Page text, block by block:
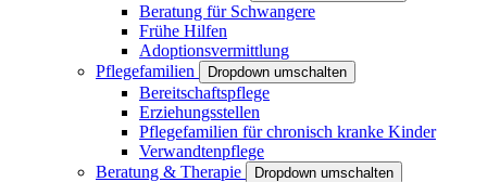
Beratung für Schwangere
Frühe Hilfen
Adoptionsvermittlung
Pflegefamilien
Dropdown umschalten
Bereitschaftspflege
Erziehungsstellen
Pflegefamilien für chronisch kranke Kinder
Verwandtenpflege
Beratung & Therapie
Dropdown umschalten